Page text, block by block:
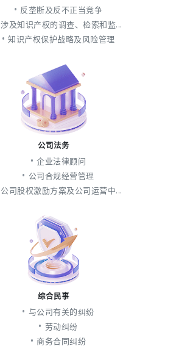
反垄断及反不正当竞争
涉及知识产权的调查、检索和监...
知识产权保护战略及风险管理
公司法务
企业法律顾问
公司合规经营管理
公司股权激励方案及公司运营中...
综合民事
与公司有关的纠纷
劳动纠纷
商务合同纠纷